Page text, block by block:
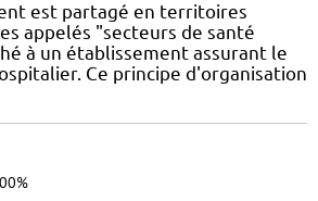
est partagé en territoires
appelés "secteurs de santé
à un établissement assurant le
Ce principe d'organisation